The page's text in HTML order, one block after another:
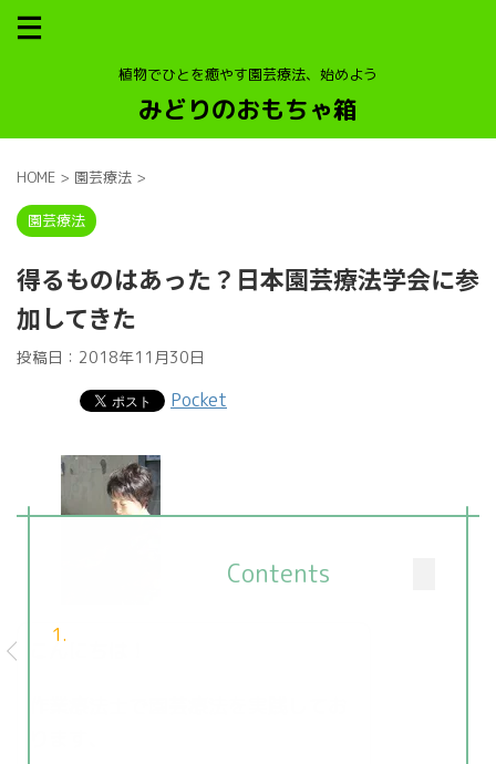
植物でひとを癒やす園芸療法、始めよう
みどりのおもちゃ箱
HOME > 園芸療法 >
園芸療法
得るものはあった？日本園芸療法学会に参
加してきた
投稿日： 2018年11月30日
Pocket
こんにちは！
Contents